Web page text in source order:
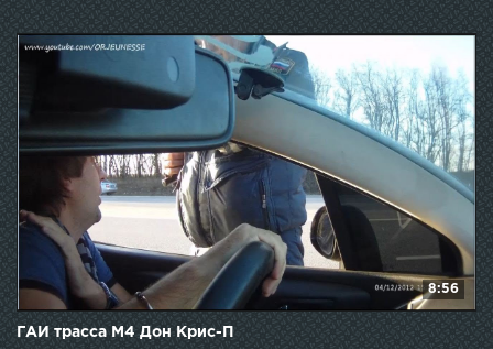
8:56
ГАИ трасса М4 Дон Крис-П